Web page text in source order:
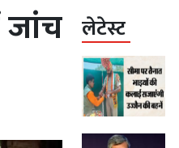
जांच लेटेस्ट